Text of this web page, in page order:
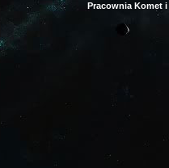
Pracownia Komet